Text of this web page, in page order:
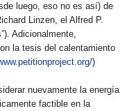
luego, eso no es así) de
Linzen, el Alfred P.
Adicionalmente,
la tesis del calentamiento
)
nuevamente la energía
factible en la